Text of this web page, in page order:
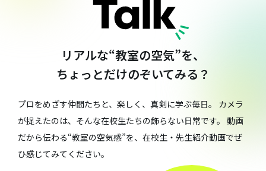
リアルな“教室の空気”を、
ちょっとだけのぞいてみる？
プロをめざす仲間たちと、楽しく、真剣に学ぶ毎日。
カメラ
が捉えたのは、そんな在校生たちの飾らない日常です。
動画
だから伝わる“教室の空気感”を、在校生・先生紹介動画でぜ
ひ感じてみてください。